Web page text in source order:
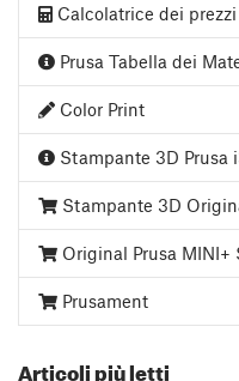
Calcolatrice dei
Prusa Tabella dei
Color Print
Stampante 3D Prusa
Stampante 3D
Original Prusa MINI+
Prusament
Articoli più letti